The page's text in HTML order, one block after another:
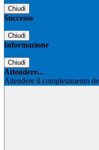
Chiudi
Successo
Chiudi
Informazione
Chiudi
Attendere...
Attendere il completamento